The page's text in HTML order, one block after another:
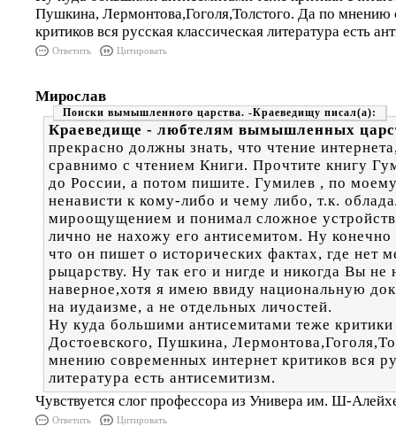
Пушкина, Лермонтова,Гоголя,Толстого. Да по мнению
критиков вся русская классическая литература есть
Ответить Цитировать
Мирослав
Поиски вымышленного царства. -Краеведищу
Краеведище - любтелям вымышленных
прекрасно должны знать, что чтение
сравнимо с чтением Книги. Прочтите книгу
до России, а потом пишите. Гумилев , по
ненависти к кому-либо и чему либо, т.к.
мироощущением и понимал сложное
лично не нахожу его антисемитом. Ну конечно
что он пишет о исторических фактах, где нет
рыцарству. Ну так его и нигде и никогда Вы не
наверное,хотя я имею ввиду национальную
на иудаизме, а не отдельных личостей.
Ну куда большими антисемитами теже
Достоевского, Пушкина,
мнению современных интернет критиков вся
литература есть антисемитизм.
Чувствуется слог профессора из Универа им. Ш-
Ответить Цитировать